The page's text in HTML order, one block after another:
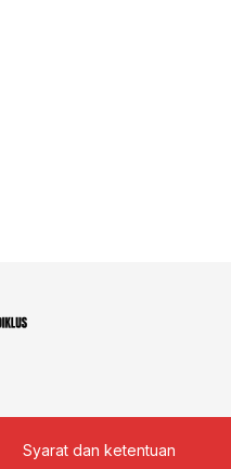
Syarat dan ketentuan